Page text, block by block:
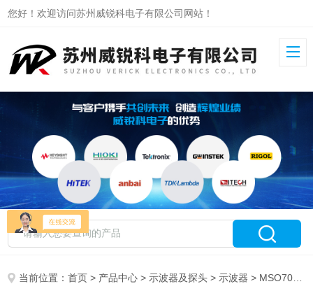
您好！欢迎访问苏州威锐科电子有限公司网站！
当前位置：首页 > 产品中心 > 示波器及探头 > 示波器 > MSO7014普源数字示波器